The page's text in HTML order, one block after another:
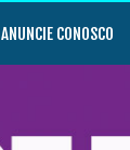
ANUNCIE CONOSCO